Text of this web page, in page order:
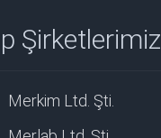
Şirketlerimiz
Merkim Ltd. Şti.